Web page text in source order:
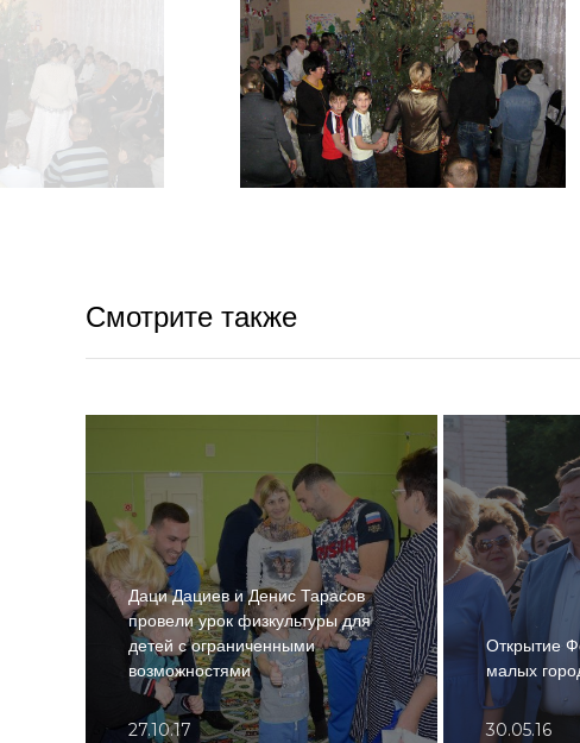
Смотрите также
Даци Дациев и Денис Тарасов
провели урок физкультуры для
детей с ограниченными
возможностями
27.10.17
Открытие
малых
30.05.16